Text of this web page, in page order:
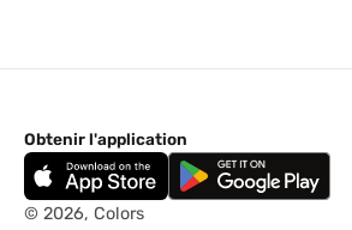
Obtenir l'application
© 2026, Colors